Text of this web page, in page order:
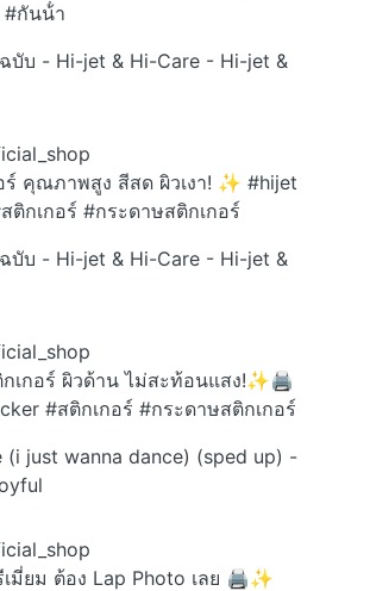
#กันน้ํา
บับ - Hi-jet & Hi-Care - Hi-jet &
คุณภาพสูง สีสด ผิวเงา! ✨ #hijet
ติกเกอร์ #กระดาษสติกเกอร์
บับ - Hi-jet & Hi-Care - Hi-jet &
กเกอร์ ผิวด้าน ไม่สะท้อนแสง!✨🖨️
#สติกเกอร์ #กระดาษสติกเกอร์
just wanna dance) (sped up) -
มี่ยม ต้อง Lap Photo เลย 🖨️✨